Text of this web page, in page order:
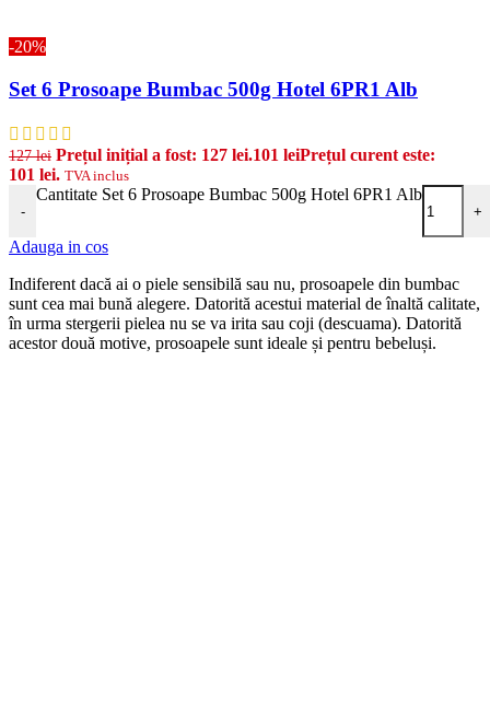
-20%
Set 6 Prosoape Bumbac 500g Hotel 6PR1 Alb
127lei Prețul inițial a fost: 127 lei.101 leiPrețul curent este:
101 lei. TVA inclus
-
Cantitate Set 6 Prosoape Bumbac 500g Hotel 6PR1 Alb
+
Adauga in cos
Indiferent dacă ai o piele sensibilă sau nu, prosoapele din bumbac
sunt cea mai bună alegere. Datorită acestui material de înaltă calitate,
în urma stergerii pielea nu se va irita sau coji (descuama). Datorită
acestor două motive, prosoapele sunt ideale și pentru bebeluși.